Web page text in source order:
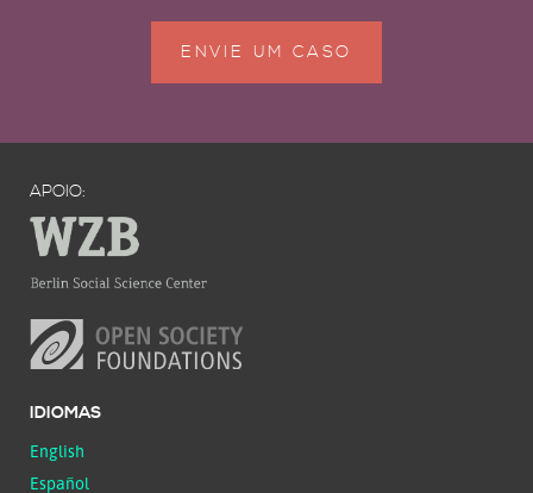
ENVIE UM CASO
APOIO:
IDIOMAS
English
Español